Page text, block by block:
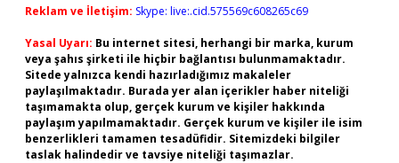
Reklam ve İletişim: Skype: live:.cid.575569c608265c69
Yasal Uyarı: Bu internet sitesi, herhangi bir marka, kurum
veya şahıs şirketi ile hiçbir bağlantısı bulunmamaktadır.
Sitede yalnızca kendi hazırladığımız makaleler
paylaşılmaktadır. Burada yer alan içerikler haber niteliği
taşımamakta olup, gerçek kurum ve kişiler hakkında
paylaşım yapılmamaktadır. Gerçek kurum ve kişiler ile isim
benzerlikleri tamamen tesadüfidir. Sitemizdeki bilgiler
taslak halindedir ve tavsiye niteliği taşımazlar.